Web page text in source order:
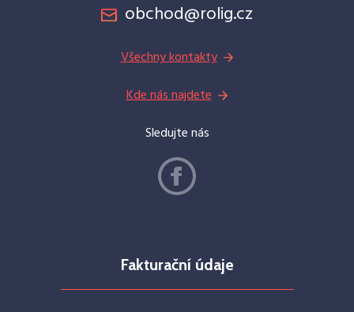
obchod@rolig.cz
Všechny kontakty
Kde nás najdete
Sledujte nás
Fakturační údaje